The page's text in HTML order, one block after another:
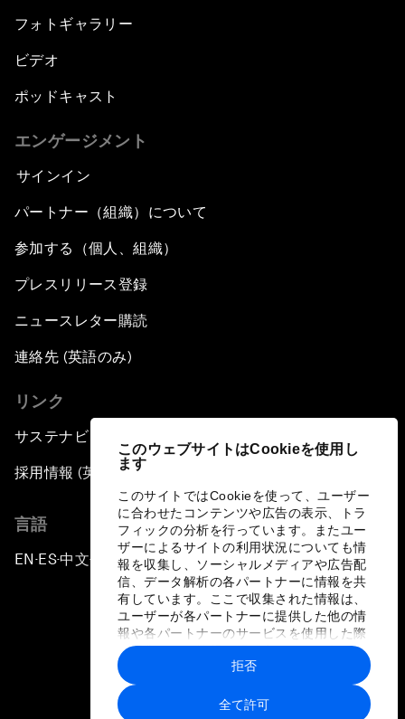
このウェブサイトはCookieを使用し
ます
このサイトではCookieを使って、ユーザー
に合わせたコンテンツや広告の表示、トラ
フィックの分析を行っています。またユー
ザーによるサイトの利用状況についても情
報を収集し、ソーシャルメディアや広告配
信、データ解析の各パートナーに情報を共
有しています。ここで収集された情報は、
ユーザーが各パートナーに提供した他の情
報や各パートナーのサービスを使用した際
に収集された情報と組み合わされ、各パー
トナーによって使用されることがありま
す。
全て許可
拒否
フォトギャラリー
ビデオ
ポッドキャスト
エンゲージメント
サインイン
パートナー（組織）について
参加する（個人、組織）
プレスリリース登録
ニュースレター購読
連絡先 (英語のみ)
リンク
サステナビリティへの取り組み
採用情報 (英語のみ)
言語
EN ▪ ES▪中文▪ 日本語
プライバシーポリシーと利用規約
サイトマップ